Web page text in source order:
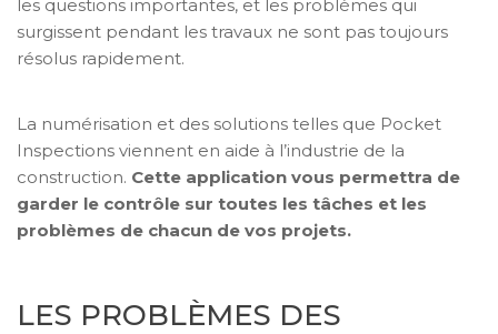
les questions importantes, et les problèmes qui
surgissent pendant les travaux ne sont pas toujours
résolus rapidement.
La numérisation et des solutions telles que Pocket
Inspections viennent en aide à l’industrie de la
construction. Cette application vous permettra de
garder le contrôle sur toutes les tâches et les
problèmes de chacun de vos projets.
LES PROBLÈMES DES